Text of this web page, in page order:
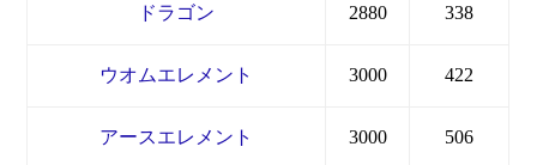
ドラゴン 2880 338
ウオムエレメント 3000 422
アースエレメント 3000 506